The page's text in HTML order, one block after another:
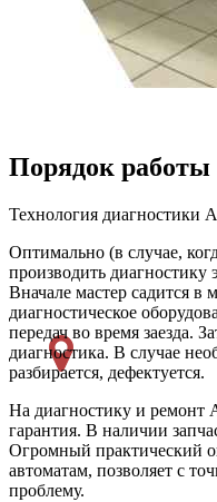
Порядок работы
Технология
Оптимально (в случае,
производить
Вначале мастер садится
диагностическое
передач во время заезда.
диагностика. В случае
разбирается, дефектуется.
На диагностику и ремонт
гарантия. В наличии
Огромный практический
автоматам, позволяет с
проблему.